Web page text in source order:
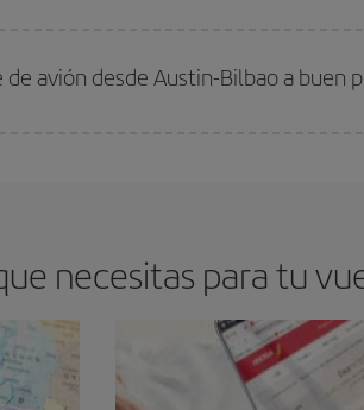
avión desde Austin-Bilbao a buen
necesitas para tu